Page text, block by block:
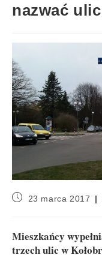
nazwać
23 marca 2017
Mieszkańcy
trzech ulic w